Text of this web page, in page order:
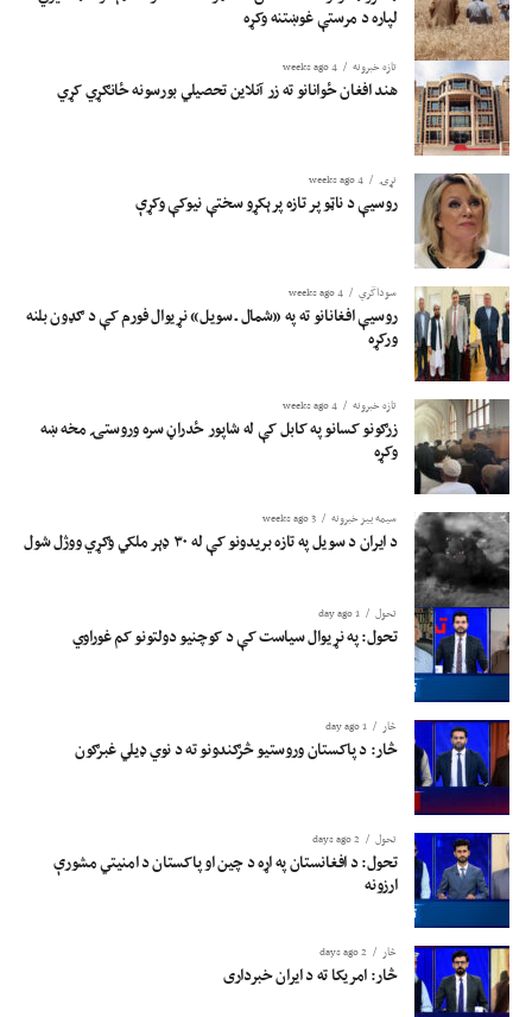
لپاره د مرستې غوښتنه وکړه
تازه خبرونه 4 weeks ago
هند افغان ځوانانو ته زر آنلاین تحصیلي بورسونه ځانګړي کړي
نړۍ 4 weeks ago
روسیې د ناټو پر تازه پرېکړو سختې نیوکې وکړې
سوداگري 4 weeks ago
روسیې افغانانو ته په «شمال ـ سویل» نړیوال فورم کې د ګډون بلنه
ورکړه
تازه خبرونه 4 weeks ago
زرګونو کسانو په کابل کې له شاپور ځدراڼ سره وروستۍ مخه ښه
وکړه
سیمه ییز خبرونه 3 weeks ago
د ایران د سویل په تازه بریدونو کې له ۳۰ ډېر ملکي وګړي ووژل شول
تحول 1 day ago
تحول: په نړیوال سیاست کې د کوچنیو دولتونو کم غوراوي
څار 1 day ago
څار: د پاکستان وروستیو څرګندونو ته د نوي ډیلي غبرګون
تحول 2 days ago
تحول: د افغانستان په اړه د چین او پاکستان د امنیتي مشورې
ارزونه
څار 2 days ago
څار: امریکا ته د ایران خبرداری